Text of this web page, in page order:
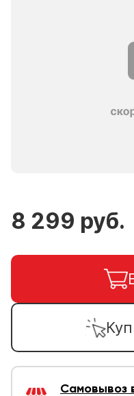
8 299 руб.
Самовывоз